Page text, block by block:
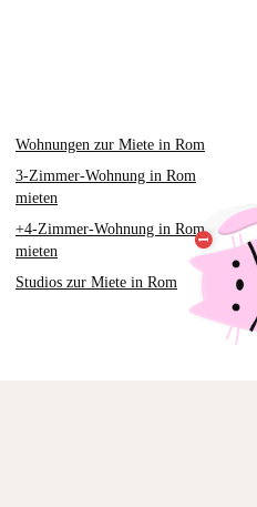
Wohnungen zur Miete in Rom
3-Zimmer-Wohnung in Rom
mieten
+4-Zimmer-Wohnung in Rom
mieten
Studios zur Miete in Rom